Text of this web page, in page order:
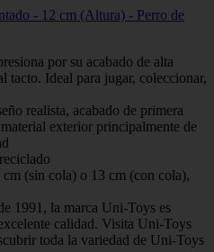
- 12 cm (Altura) - Perro de
por su acabado de alta
tacto. Ideal para jugar, coleccionar,
realista, acabado de primera
exterior principalmente de
(sin cola) o 13 cm (con cola),
1991, la marca Uni-Toys es
calidad. Visita Uni-Toys
toda la variedad de Uni-Toys